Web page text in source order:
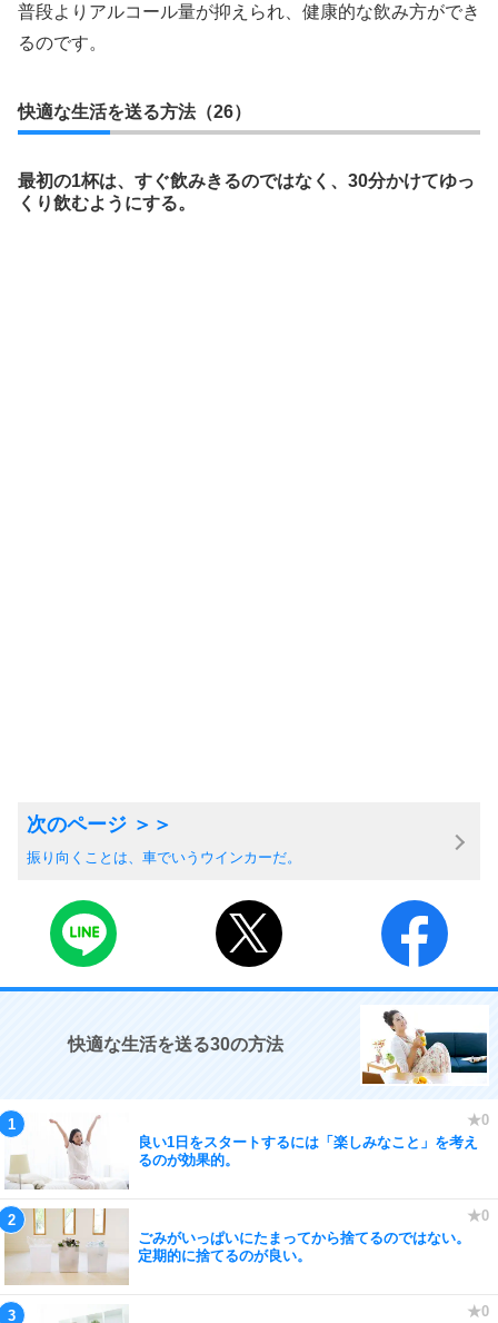
普段よりアルコール量が抑えられ、健康的な飲み方ができ
るのです。
快適な生活を送る方法（26）
最初の1杯は、すぐ飲みきるのではなく、30分かけてゆっ
くり飲むようにする。
振り向くことは、車でいうウインカーだ。
快適な生活を送る30の方法
良い1日をスタートするには「楽しみなこと」を考え
るのが効果的。
ごみがいっぱいにたまってから捨てるのではない。
定期的に捨てるのが良い。